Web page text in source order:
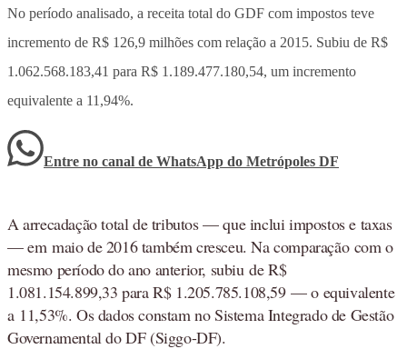
No período analisado, a receita total do GDF com impostos teve
incremento de R$ 126,9 milhões com relação a 2015. Subiu de R$
1.062.568.183,41 para R$ 1.189.477.180,54, um incremento
equivalente a 11,94%.
Entre no canal de WhatsApp do Metrópoles DF
A arrecadação total de tributos — que inclui impostos e taxas
— em maio de 2016 também cresceu. Na comparação com o
mesmo período do ano anterior, subiu de R$
1.081.154.899,33 para R$ 1.205.785.108,59 — o equivalente
a 11,53%. Os dados constam no Sistema Integrado de Gestão
Governamental do DF (Siggo-DF).